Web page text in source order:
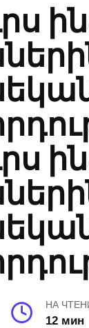
НА
12 мин